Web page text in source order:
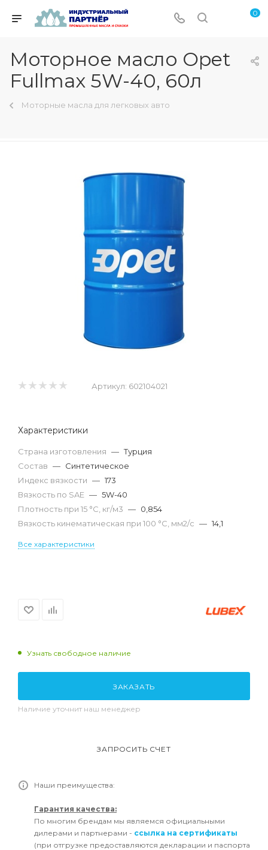
0
Моторное масло Opet
Fullmax 5W-40, 60л
Моторные масла для легковых авто
Артикул: 602104021
Характеристики
Страна изготовления — Турция
Состав — Синтетическое
Индекс вязкости — 173
Вязкость по SAE — 5W-40
Плотность при 15 °С, кг/м3 — 0,854
Вязкость кинематическая при 100 °С, мм2/с — 14,1
Все характеристики
Узнать свободное наличие
ЗАКАЗАТЬ
Наличие уточнит наш менеджер
ЗАПРОСИТЬ СЧЕТ
Наши преимущества:
Гарантия качества:
По многим брендам мы являемся официальными
дилерами и партнерами - ссылка на сертификаты
(при отгрузке предоставляются декларации и паспорта